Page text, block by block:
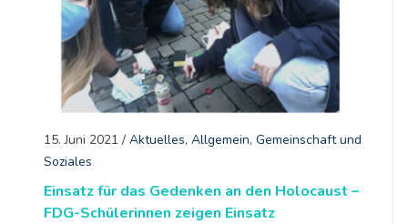
15. Juni 2021 / Aktuelles, Allgemein, Gemeinschaft und
Soziales
Einsatz für das Gedenken an den Holocaust –
FDG-Schülerinnen zeigen Einsatz